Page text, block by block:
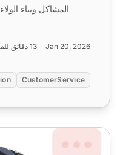
المشاكل وبناء
Jan 20, 2026 13 دقائق للقراءة
CustomerService
اكتشف 12 مهارة في التعامل مع الدردشة الحية، والنصائح والحلول